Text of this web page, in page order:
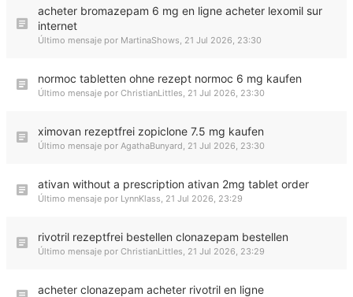
acheter bromazepam 6 mg en ligne acheter lexomil sur
internet
Último mensaje por MartinaShows, 21 Jul 2026, 23:30
normoc tabletten ohne rezept normoc 6 mg kaufen
Último mensaje por ChristianLittles, 21 Jul 2026, 23:30
ximovan rezeptfrei zopiclone 7.5 mg kaufen
Último mensaje por AgathaBunyard, 21 Jul 2026, 23:30
ativan without a prescription ativan 2mg tablet order
Último mensaje por LynnKlass, 21 Jul 2026, 23:29
rivotril rezeptfrei bestellen clonazepam bestellen
Último mensaje por ChristianLittles, 21 Jul 2026, 23:29
acheter clonazepam acheter rivotril en ligne